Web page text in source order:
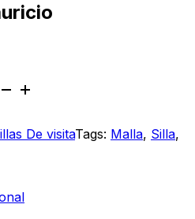
De visitaTags: Malla, Silla,